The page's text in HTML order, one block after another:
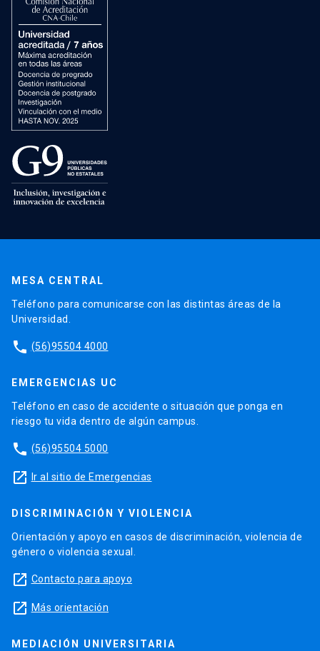
MESA CENTRAL
Teléfono para comunicarse con las distintas áreas de la
Universidad.
phone (56)95504 4000
EMERGENCIAS UC
Teléfono en caso de accidente o situación que ponga en
riesgo tu vida dentro de algún campus.
phone (56)95504 5000
launch Ir al sitio de Emergencias
DISCRIMINACIÓN Y VIOLENCIA
Orientación y apoyo en casos de discriminación, violencia de
género o violencia sexual.
launch Contacto para apoyo
launch Más orientación
MEDIACIÓN UNIVERSITARIA